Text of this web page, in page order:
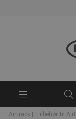
Airtrack | Tilbehør til